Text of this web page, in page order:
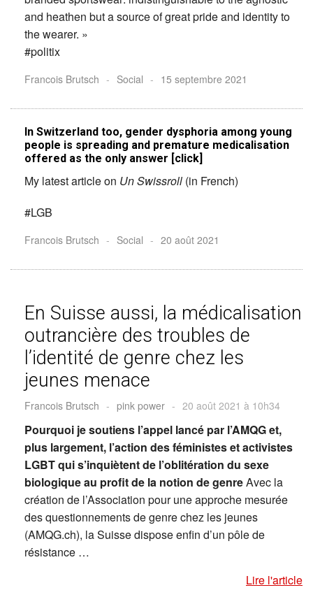
and heathen but a source of great pride and identity to
the wearer. »
#politix
Francois Brutsch - Social - 15 septembre 2021
In Switzerland too, gender dysphoria among young
people is spreading and premature medicalisation
offered as the only answer [click]
My latest article on Un Swissroll (in French)
#LGB
Francois Brutsch - Social - 20 août 2021
En Suisse aussi, la médicalisation
outrancière des troubles de
l’identité de genre chez les
jeunes menace
Francois Brutsch - pink power - 20 août 2021 à 10h34
Pourquoi je soutiens l’appel lancé par l’AMQG et,
plus largement, l’action des féministes et activistes
LGBT qui s’inquiètent de l’oblitération du sexe
biologique au profit de la notion de genreAvec la
création de l’Association pour une approche mesurée
des questionnements de genre chez les jeunes
(AMQG.ch), la Suisse dispose enfin d’un pôle de
résistance …
Lire l'article